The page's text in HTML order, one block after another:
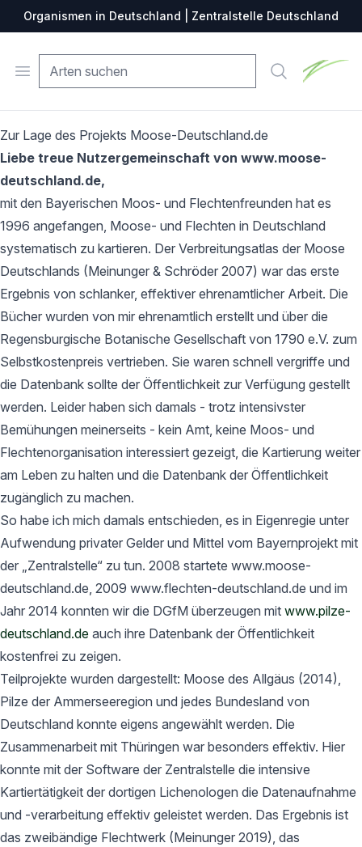
Organismen in Deutschland | Zentralstelle Deutschland
Open menu Suche
Zur Lage des Projekts Moose-Deutschland.de
Liebe treue Nutzergemeinschaft von www.moose-
deutschland.de,
mit den Bayerischen Moos- und Flechtenfreunden hat es
1996 angefangen, Moose- und Flechten in Deutschland
systematisch zu kartieren. Der Verbreitungsatlas der Moose
Deutschlands (Meinunger & Schröder 2007) war das erste
Ergebnis von schlanker, effektiver ehrenamtlicher Arbeit. Die
Bücher wurden von mir ehrenamtlich erstellt und über die
Regensburgische Botanische Gesellschaft von 1790 e.V. zum
Selbstkostenpreis vertrieben. Sie waren schnell vergriffe und
die Datenbank sollte der Öffentlichkeit zur Verfügung gestellt
werden. Leider haben sich damals - trotz intensivster
Bemühungen meinerseits - kein Amt, keine Moos- und
Flechtenorganisation interessiert gezeigt, die Kartierung weiter
am Leben zu halten und die Datenbank der Öffentlichkeit
zugänglich zu machen.
So habe ich mich damals entschieden, es in Eigenregie unter
Aufwendung privater Gelder und Mittel vom Bayernprojekt mit
der „Zentralstelle“ zu tun. 2008 startete www.moose-
deutschland.de, 2009 www.flechten-deutschland.de und im
Jahr 2014 konnten wir die DGfM überzeugen mit www.pilze-
deutschland.de auch ihre Datenbank der Öffentlichkeit
kostenfrei zu zeigen.
Teilprojekte wurden dargestellt: Moose des Allgäus (2014),
Pilze der Ammerseeregion und jedes Bundesland von
Deutschland konnte eigens angewählt werden. Die
Zusammenarbeit mit Thüringen war besonders effektiv. Hier
konnte mit der Software der Zentralstelle die intensive
Kartiertätigkeit der dortigen Lichenologen die Datenaufnahme
und -verarbeitung effektiv geleistet werden. Das Ergebnis ist
das zweibändige Flechtwerk (Meinunger 2019), das